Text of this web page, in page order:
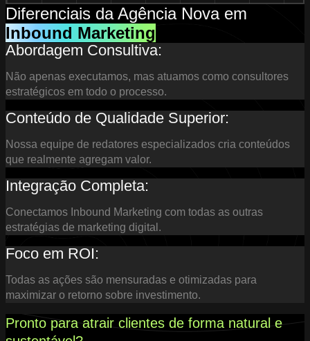
Diferenciais da Agência Nova em
Inbound Marketing
Abordagem Consultiva:
Não apenas executamos, mas atuamos como consultores
estratégicos em todo o processo.
Conteúdo de Qualidade Superior:
Nossa equipe de redatores especializados cria conteúdos
que realmente agregam valor.
Integração Completa:
Conectamos Inbound Marketing com todas as outras
estratégias de marketing digital.
Foco em ROI:
Todas as ações são mensuradas e otimizadas para
maximizar o retorno sobre investimento.
Pronto para atrair clientes de forma natural e